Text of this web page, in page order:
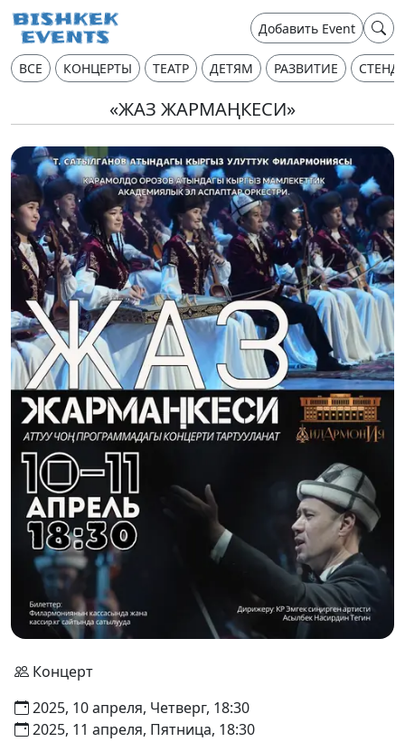
Добавить Event
ВСЕ КОНЦЕРТЫ ТЕАТР ДЕТЯМ РАЗВИТИЕ
«ЖАЗ ЖАРМАҢКЕСИ»
Концерт
2025, 10 апреля, Четверг, 18:30
2025, 11 апреля, Пятница, 18:30